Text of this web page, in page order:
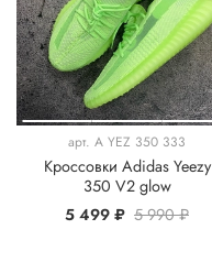
арт. A YEZ 350 333
Кроссовки Adidas Yeezy
350 V2 glow
5 499 ₽ 5 990 ₽